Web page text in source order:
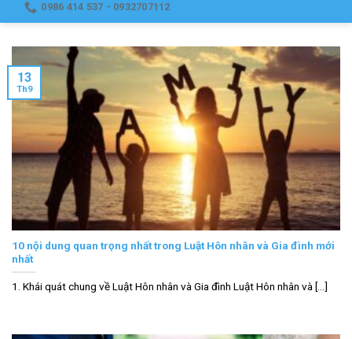
0986 414 537 - 0932707112
10 nội dung quan trọng nhất trong Luật Hôn nhân và Gia đình mới
nhất
1. Khái quát chung về Luật Hôn nhân và Gia đình Luật Hôn nhân và [...]
13
Th9